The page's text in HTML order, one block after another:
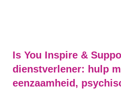
Is You Inspire &
dienstverlener: hulp
eenzaamheid,